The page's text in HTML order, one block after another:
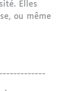
Elles
ou même